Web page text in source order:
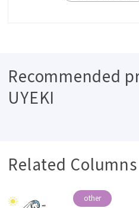
Recommended
UYEKI
Related Columns
other